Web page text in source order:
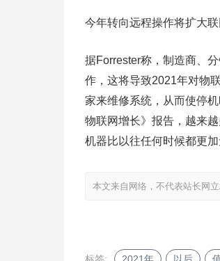
今年转向远程操作将扩大
据Forrester称，制造商、
作，这将导致2021年对物
家来维修系统，从而使停
物联网增长》报告，越来
机器比以往任何时候都更加
本文来自网络，不代表站长网